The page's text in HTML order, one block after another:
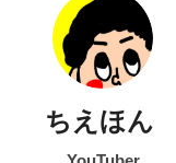
ちえほん